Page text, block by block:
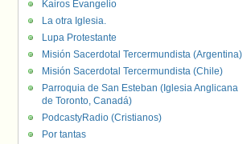
Kairos Evangelio
La otra Iglesia.
Lupa Protestante
Misión Sacerdotal Tercermundista (Argentina)
Misión Sacerdotal Tercermundista (Chile)
Parroquia de San Esteban (Iglesia Anglicana
de Toronto, Canadá)
PodcastyRadio (Cristianos)
Por tantas